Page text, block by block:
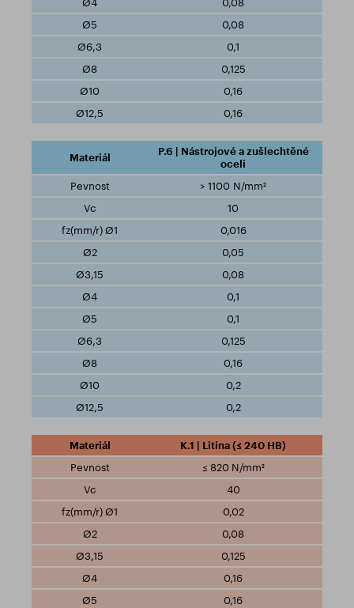
0,08
0,08
0,1
0,125
0,16
0,16
P.6 | Nástrojové a zušlechtěné
oceli
> 1100 N/mm²
10
0,016
0,05
0,08
0,1
0,1
0,125
0,16
0,2
0,2
K.1 | Litina (≤ 240 HB)
≤ 820 N/mm²
40
0,02
0,08
0,125
0,16
0,16